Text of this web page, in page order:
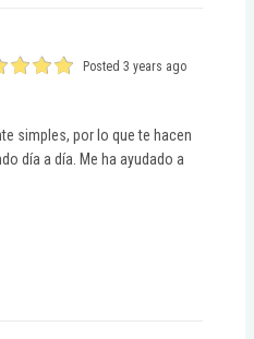
Posted 3 years ago
simples, por lo que te hacen
día a día. Me ha ayudado a